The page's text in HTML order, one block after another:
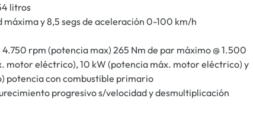
litros
y 8,5 segs de aceleración 0-100 km/h
4.750 rpm (potencia max) 265 Nm de par máximo @ 1.500
motor eléctrico), 10 kW (potencia máx. motor eléctrico) y
potencia con combustible primario
progresivo s/velocidad y desmultiplicación